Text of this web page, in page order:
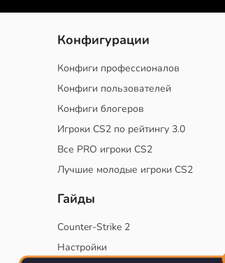
Конфигурации
Конфиги профессионалов
Конфиги пользователей
Конфиги блогеров
Игроки CS2 по рейтингу 3.0
Все PRO игроки CS2
Лучшие молодые игроки CS2
Гайды
Counter-Strike 2
Настройки